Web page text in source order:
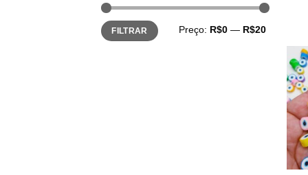
Preço
mínimo
Preço
máximo
FILTRAR Preço: R$0 — R$20